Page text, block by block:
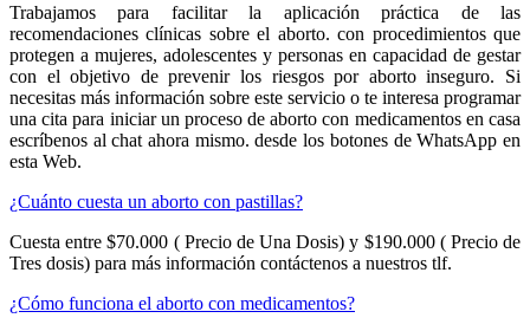
Trabajamos para facilitar la aplicación práctica de las
recomendaciones clínicas sobre el aborto. con procedimientos que
protegen a mujeres, adolescentes y personas en capacidad de gestar
con el objetivo de prevenir los riesgos por aborto inseguro. Si
necesitas más información sobre este servicio o te interesa programar
una cita para iniciar un proceso de aborto con medicamentos en casa
escríbenos al chat ahora mismo. desde los botones de WhatsApp en
esta Web.
¿Cuánto cuesta un aborto con pastillas?
Cuesta entre $70.000 ( Precio de Una Dosis) y $190.000 ( Precio de
Tres dosis) para más información contáctenos a nuestros tlf.
¿Cómo funciona el aborto con medicamentos?